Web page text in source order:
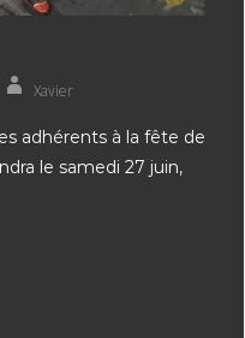
Xavier
adhérents à la fête de
le samedi 27 juin,